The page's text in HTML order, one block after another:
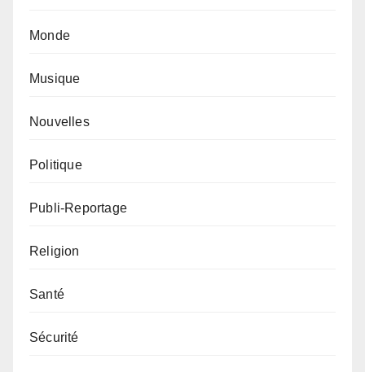
Monde
Musique
Nouvelles
Politique
Publi-Reportage
Religion
Santé
Sécurité